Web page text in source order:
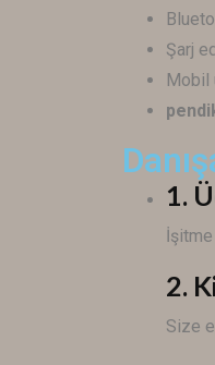
Şarj
Mobil
1.
2.
Size